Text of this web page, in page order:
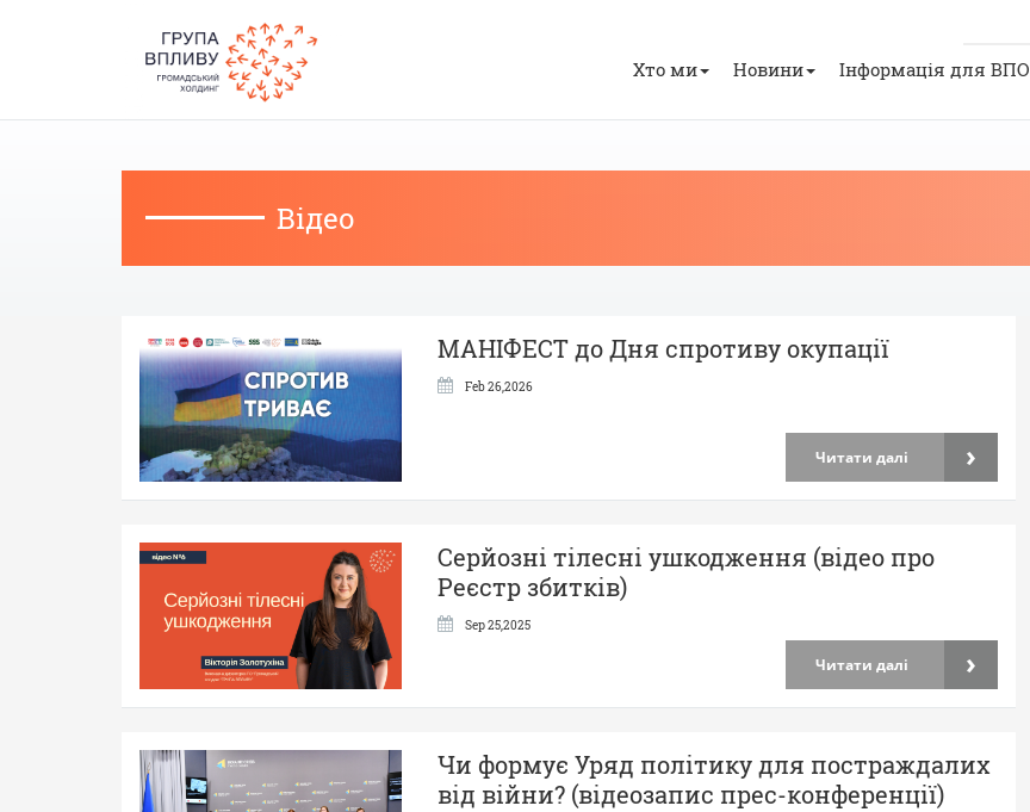
Хто ми Новини Інформація для ВПО
Відео
МАНІФЕСТ до Дня спротиву окупації
Читати далі ›
Feb 26,2026
Серйозні тілесні ушкодження (відео про
Реєстр збитків)
Читати далі ›
Sep 25,2025
Чи формує Уряд політику для постраждалих
від війни? (відеозапис прес-конференції)